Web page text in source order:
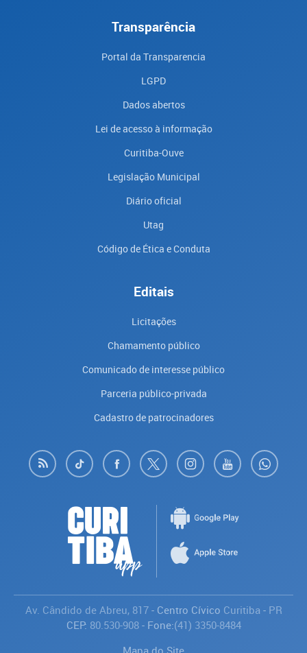
Transparência
Portal da Transparencia
LGPD
Dados abertos
Lei de acesso à informação
Curitiba-Ouve
Legislação Municipal
Diário oficial
Utag
Código de Ética e Conduta
Editais
Licitações
Chamamento público
Comunicado de interesse público
Parceria público-privada
Cadastro de patrocinadores
Av. Cândido de Abreu, 817- Centro Cívico Curitiba- PR
CEP: 80.530-908- Fone:(41) 3350-8484